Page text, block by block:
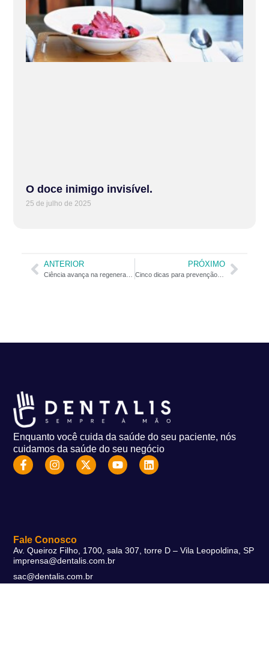
O doce inimigo invisível.
25 de julho de 2025
ANTERIOR
Ciência avança na regeneração de dentes
PRÓXIMO
Cinco dicas para prevenção do câncer oral
Enquanto você cuida da saúde do seu paciente, nós
cuidamos da saúde do seu negócio
Fale Conosco
Av. Queiroz Filho, 1700, sala 307, torre D – Vila Leopoldina, SP
imprensa@dentalis.com.br
sac@dentalis.com.br